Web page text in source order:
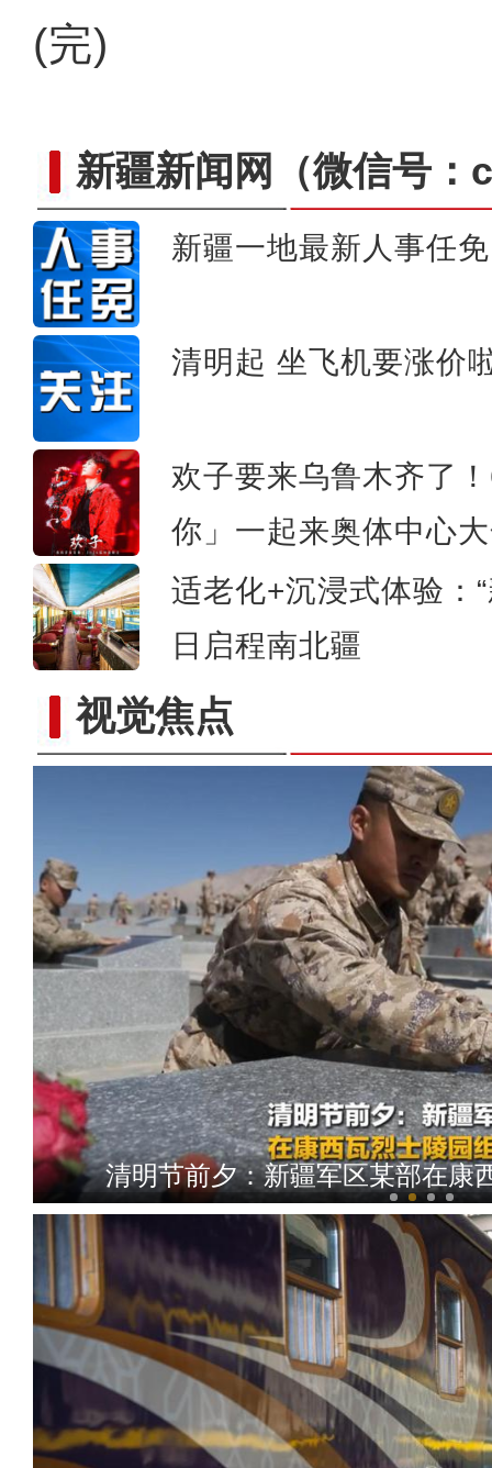
(完)
新疆新闻网 （微信号
新疆一地最新人事任免
清明起 坐飞机要涨价
欢子要来乌鲁木齐了
你」一起来奥体中心
适老化+沉浸式体验：
日启程南北疆
视觉焦点新疆乌恰：直击警犬特训
清明节前夕：新疆军区某部在康